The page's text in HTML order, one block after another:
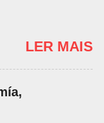
LER MAIS